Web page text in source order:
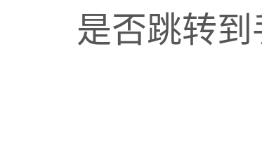
是否跳转到